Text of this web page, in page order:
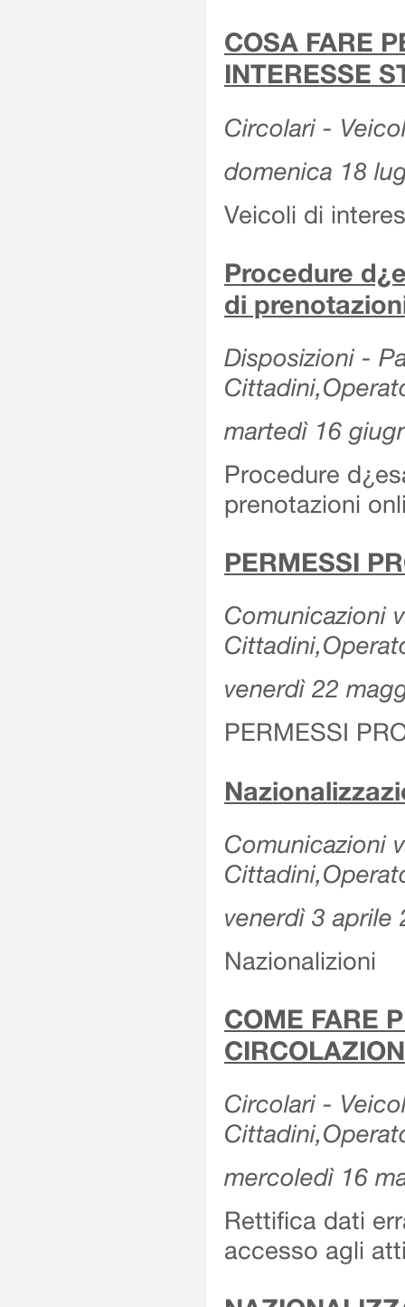
COSA FARE
INTERESSE
Circolari -
domenica 18
Veicoli di
Procedure
di
Disposizioni -
martedì 16
Procedure
prenotazioni
PERMESSI
Comunicazioni
venerdì 22
PERMESSI
Comunicazioni
venerdì 3 aprile
Nazionalizioni
COME FARE
Circolari -
mercoledì 16
Rettifica dati
accesso agli